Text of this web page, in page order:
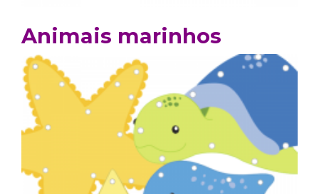
Animais marinhos